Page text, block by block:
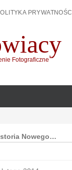
PRYWATNOŚCI
Fotograficzne
Nowego…